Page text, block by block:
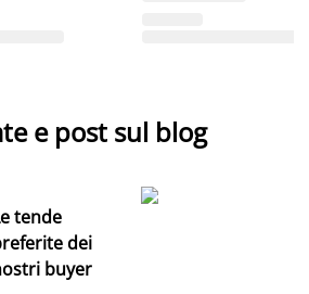
e post sul blog
tende
dei
buyer